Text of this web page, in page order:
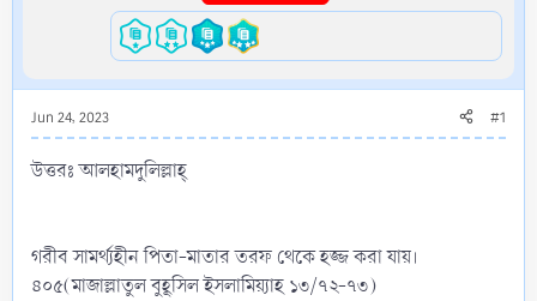
Jun 24, 2023 #1
উত্তরঃ আলহামদুলিল্লাহ্‌
গরীব সামর্থ্যহীন পিতা-মাতার তরফ থেকে হজ্জ করা যায়।
৪০৫(মাজাল্লাতুল বুহূসিল ইসলামিয়্যাহ ১৩/৭২-৭৩)